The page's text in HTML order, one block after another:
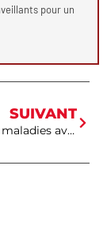
pour un
SUIVANT
Prévenez les maladies avant qu’elles n’attaquent : découvrez nos secrets santé